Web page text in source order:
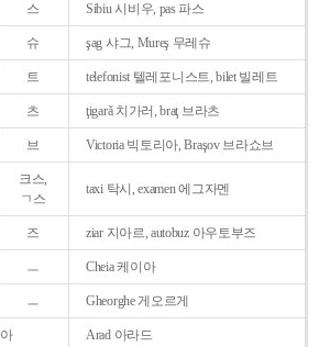
스 Sibiu 시비우, pas 파스
슈 şag 샤그, Mureş 무레슈
트 telefonist 텔레포니스트, bilet 빌레트
츠 ţigarǎ 치가러, braţ 브라츠
브 Victoria 빅토리아, Braşov 브라쇼브
크스,
ㄱ스
taxi 탁시, examen 에그자멘
즈 ziar 지아르, autobuz 아우토부즈
ㅡ Cheia 케이아
ㅡ Gheorghe 게오르게
아 Arad 아라드